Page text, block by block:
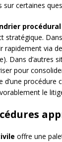
certaines
procédural
stratégique.
rapidement via
Dans d’autres
pour
d’une procédure
le
offre une